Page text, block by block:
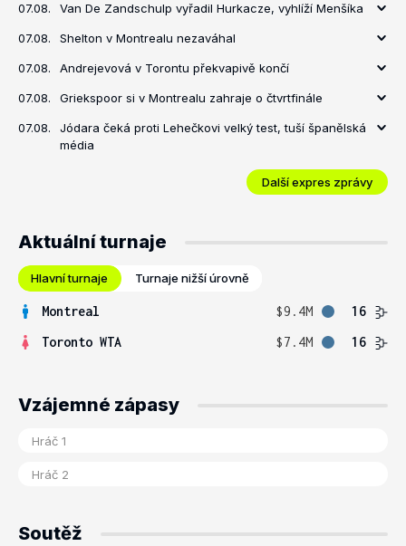
07.08. Van De Zandschulp vyřadil Hurkacze, vyhlíží Menšíka
07.08. Shelton v Montrealu nezaváhal
07.08. Andrejevová v Torontu překvapivě končí
07.08. Griekspoor si v Montrealu zahraje o čtvrtfinále
07.08.
Jódara čeká proti Lehečkovi velký test, tuší španělská
média
Další expres zprávy
Aktuální turnaje
Hlavní turnaje Turnaje nižší úrovně
Montreal $9.4M
16
Toronto WTA
$7.4M 16
Vzájemné zápasy
Soutěž